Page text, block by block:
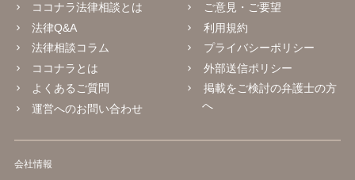
ココナラ法律相談とは
法律Q&A
法律相談コラム
ココナラとは
よくあるご質問
運営へのお問い合わせ
ご意見・ご要望
利用規約
プライバシーポリシー
外部送信ポリシー
掲載をご検討の弁護士の方
へ
会社情報